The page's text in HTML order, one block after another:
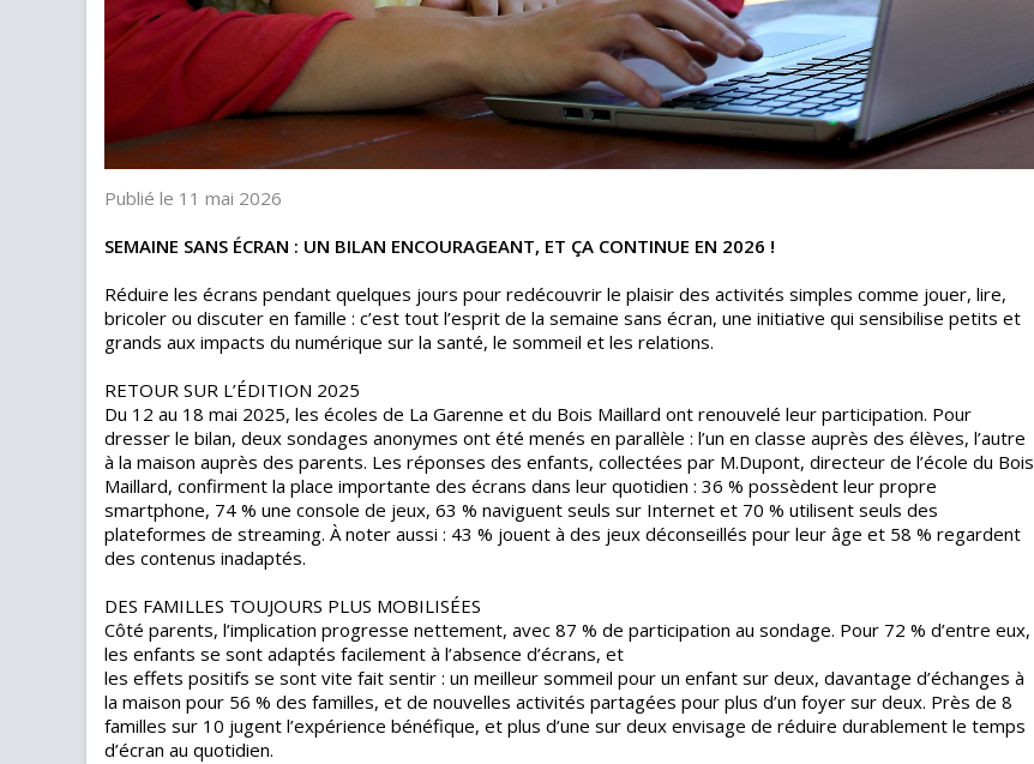
Publié le 11 mai 2026
SEMAINE SANS ÉCRAN : UN BILAN ENCOURAGEANT, ET ÇA CONTINUE EN 2026 !
Réduire les écrans pendant quelques jours pour redécouvrir le plaisir des activités simples comme jouer, lire,
bricoler ou discuter en famille : c’est tout l’esprit de la semaine sans écran, une initiative qui sensibilise petits et
grands aux impacts du numérique sur la santé, le sommeil et les relations.
RETOUR SUR L’ÉDITION 2025
Du 12 au 18 mai 2025, les écoles de La Garenne et du Bois Maillard ont renouvelé leur participation. Pour
dresser le bilan, deux sondages anonymes ont été menés en parallèle : l’un en classe auprès des élèves, l’autre
à la maison auprès des parents. Les réponses des enfants, collectées par M.Dupont, directeur de l’école du Bois
Maillard, confirment la place importante des écrans dans leur quotidien : 36 % possèdent leur propre
smartphone, 74 % une console de jeux, 63 % naviguent seuls sur Internet et 70 % utilisent seuls des
plateformes de streaming. À noter aussi : 43 % jouent à des jeux déconseillés pour leur âge et 58 % regardent
des contenus inadaptés.
DES FAMILLES TOUJOURS PLUS MOBILISÉES
Côté parents, l’implication progresse nettement, avec 87 % de participation au sondage. Pour 72 % d’entre eux,
les enfants se sont adaptés facilement à l’absence d’écrans, et
les effets positifs se sont vite fait sentir : un meilleur sommeil pour un enfant sur deux, davantage d’échanges à
la maison pour 56 % des familles, et de nouvelles activités partagées pour plus d’un foyer sur deux. Près de 8
familles sur 10 jugent l’expérience bénéfique, et plus d’une sur deux envisage de réduire durablement le temps
d’écran au quotidien.